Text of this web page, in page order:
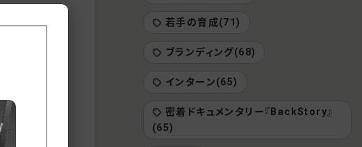
われる」
品)を贈
若手の育成(71)
ブランディング(68)
インターン(65)
密着ドキュメンタリー『BackStory』
(65)